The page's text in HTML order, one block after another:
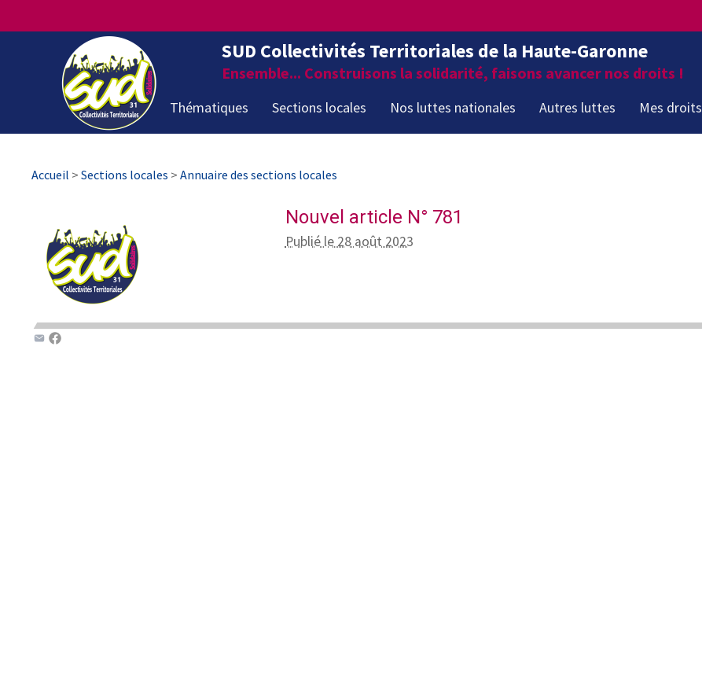
SUD Collectivités Territoriales de la Haute-Garonne
Ensemble... Construisons la solidarité, faisons avancer nos droits !
Thématiques Sections locales Nos luttes nationales Autres luttes Mes droits
Accueil > Sections locales > Annuaire des sections locales
Nouvel article N° 781
Publié le 28 août 2023